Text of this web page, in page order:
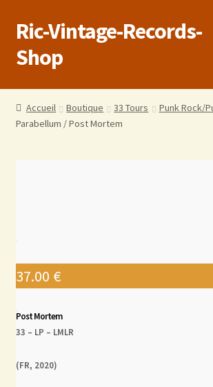
Ric-Vintage-Records-
Shop
Accueil
Boutique
Conditions générales de vente
Politique de confidentialité
Accueil Boutique 33 Tours
Punk Rock/
Parabellum / Post Mortem
37.00 €
Post Mortem
33 – LP – LMLR
(FR, 2020)